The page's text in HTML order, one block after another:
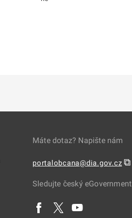
Máte dotaz? Napište nám
portalobcana@dia.gov.cz ⧉
Sledujte český eGovernment